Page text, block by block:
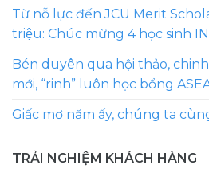
Từ nỗ lực đến JCU Merit
triệu: Chúc mừng 4 học sinh
Bén duyên qua hội thảo,
mới, “rinh” luôn học bổng
Giấc mơ năm ấy, chúng ta
TRẢI NGHIỆM KHÁCH HÀNG